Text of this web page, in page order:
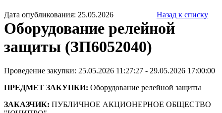
Дата опубликования: 25.05.2026 Назад к списку
Оборудование релейной
защиты (ЗП6052040)
Проведение закупки: 25.05.2026 11:27:27 - 29.05.2026 17:00:00
ПРЕДМЕТ ЗАКУПКИ: Оборудование релейной защиты
ЗАКАЗЧИК: ПУБЛИЧНОЕ АКЦИОНЕРНОЕ ОБЩЕСТВО